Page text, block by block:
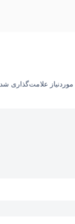
علامت‌گذاری